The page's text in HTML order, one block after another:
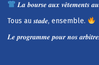
𝑳𝒂 𝒃𝒐𝒖𝒓𝒔𝒆 𝒂𝒖𝒙 𝒗𝒆̂𝒕𝒆𝒎𝒆𝒏𝒕𝒔
Tous au 𝒔𝒕𝒂𝒅𝒆, ensemble.
𝑳𝒆 𝒑𝒓𝒐𝒈𝒓𝒂𝒎𝒎𝒆 𝒑𝒐𝒖𝒓 𝒏𝒐𝒔